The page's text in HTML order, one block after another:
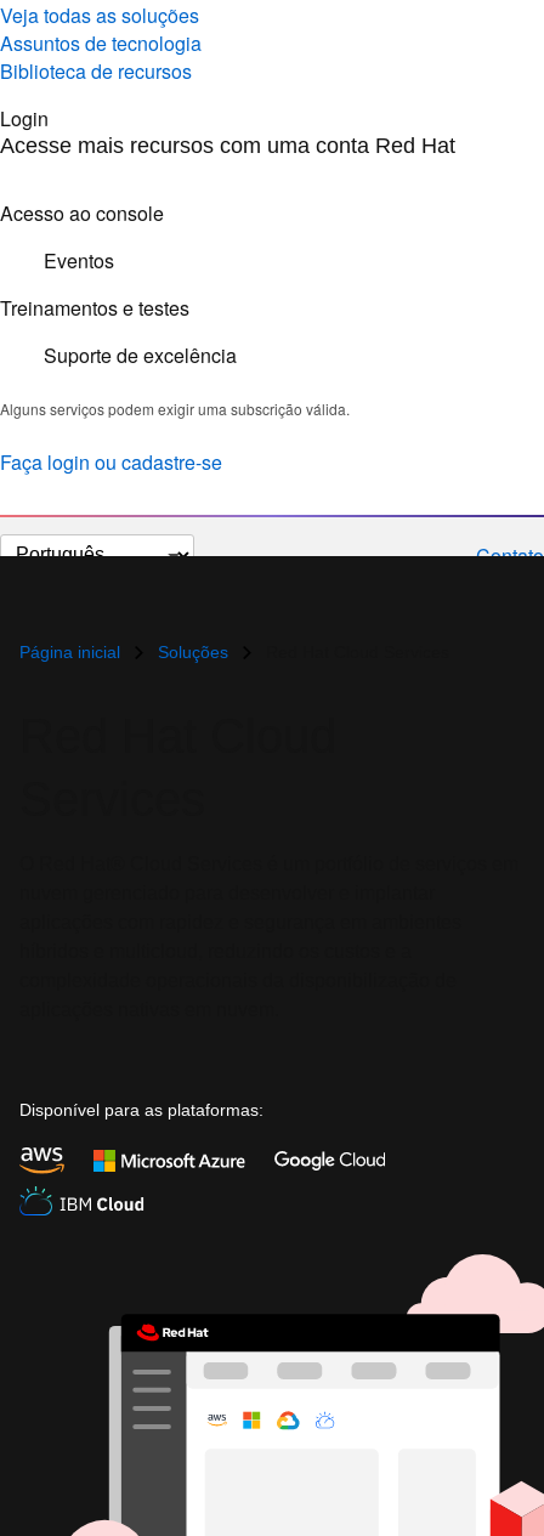
Veja todas as soluções
Assuntos de tecnologia
Biblioteca de recursos
Login
Acesse mais recursos com uma conta Red Hat
Acesso ao console
Eventos
Treinamentos e testes
Suporte de excelência
Alguns serviços podem exigir uma subscrição válida.
Faça login ou cadastre-se
Selecionar
Contato
Página inicial Soluções
Disponível para as plataformas: